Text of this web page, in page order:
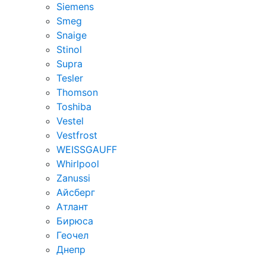
Siemens
Smeg
Snaige
Stinol
Supra
Tesler
Thomson
Toshiba
Vestel
Vestfrost
WEISSGAUFF
Whirlpool
Zanussi
Айсберг
Атлант
Бирюса
Геочел
Днепр